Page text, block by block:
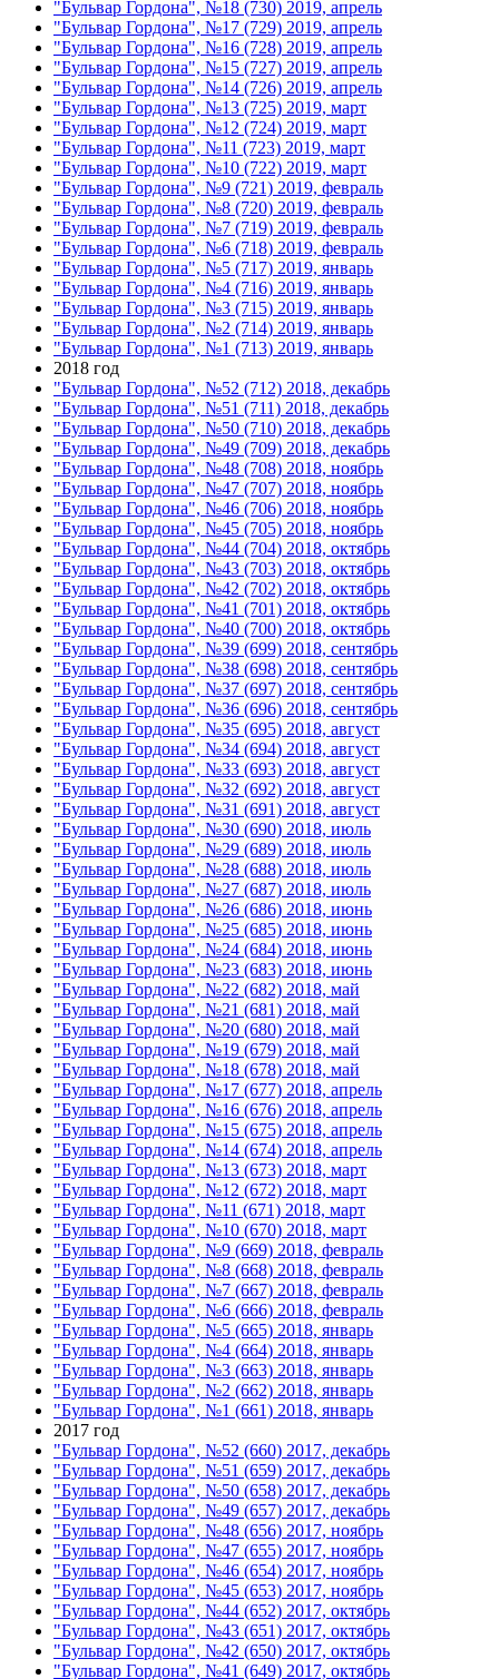
"Бульвар Гордона", №18 (730) 2019, апрель
"Бульвар Гордона", №17 (729) 2019, апрель
"Бульвар Гордона", №16 (728) 2019, апрель
"Бульвар Гордона", №15 (727) 2019, апрель
"Бульвар Гордона", №14 (726) 2019, апрель
"Бульвар Гордона", №13 (725) 2019, март
"Бульвар Гордона", №12 (724) 2019, март
"Бульвар Гордона", №11 (723) 2019, март
"Бульвар Гордона", №10 (722) 2019, март
"Бульвар Гордона", №9 (721) 2019, февраль
"Бульвар Гордона", №8 (720) 2019, февраль
"Бульвар Гордона", №7 (719) 2019, февраль
"Бульвар Гордона", №6 (718) 2019, февраль
"Бульвар Гордона", №5 (717) 2019, январь
"Бульвар Гордона", №4 (716) 2019, январь
"Бульвар Гордона", №3 (715) 2019, январь
"Бульвар Гордона", №2 (714) 2019, январь
"Бульвар Гордона", №1 (713) 2019, январь
2018 год
"Бульвар Гордона", №52 (712) 2018, декабрь
"Бульвар Гордона", №51 (711) 2018, декабрь
"Бульвар Гордона", №50 (710) 2018, декабрь
"Бульвар Гордона", №49 (709) 2018, декабрь
"Бульвар Гордона", №48 (708) 2018, ноябрь
"Бульвар Гордона", №47 (707) 2018, ноябрь
"Бульвар Гордона", №46 (706) 2018, ноябрь
"Бульвар Гордона", №45 (705) 2018, ноябрь
"Бульвар Гордона", №44 (704) 2018, октябрь
"Бульвар Гордона", №43 (703) 2018, октябрь
"Бульвар Гордона", №42 (702) 2018, октябрь
"Бульвар Гордона", №41 (701) 2018, октябрь
"Бульвар Гордона", №40 (700) 2018, октябрь
"Бульвар Гордона", №39 (699) 2018, сентябрь
"Бульвар Гордона", №38 (698) 2018, сентябрь
"Бульвар Гордона", №37 (697) 2018, сентябрь
"Бульвар Гордона", №36 (696) 2018, сентябрь
"Бульвар Гордона", №35 (695) 2018, август
"Бульвар Гордона", №34 (694) 2018, август
"Бульвар Гордона", №33 (693) 2018, август
"Бульвар Гордона", №32 (692) 2018, август
"Бульвар Гордона", №31 (691) 2018, август
"Бульвар Гордона", №30 (690) 2018, июль
"Бульвар Гордона", №29 (689) 2018, июль
"Бульвар Гордона", №28 (688) 2018, июль
"Бульвар Гордона", №27 (687) 2018, июль
"Бульвар Гордона", №26 (686) 2018, июнь
"Бульвар Гордона", №25 (685) 2018, июнь
"Бульвар Гордона", №24 (684) 2018, июнь
"Бульвар Гордона", №23 (683) 2018, июнь
"Бульвар Гордона", №22 (682) 2018, май
"Бульвар Гордона", №21 (681) 2018, май
"Бульвар Гордона", №20 (680) 2018, май
"Бульвар Гордона", №19 (679) 2018, май
"Бульвар Гордона", №18 (678) 2018, май
"Бульвар Гордона", №17 (677) 2018, апрель
"Бульвар Гордона", №16 (676) 2018, апрель
"Бульвар Гордона", №15 (675) 2018, апрель
"Бульвар Гордона", №14 (674) 2018, апрель
"Бульвар Гордона", №13 (673) 2018, март
"Бульвар Гордона", №12 (672) 2018, март
"Бульвар Гордона", №11 (671) 2018, март
"Бульвар Гордона", №10 (670) 2018, март
"Бульвар Гордона", №9 (669) 2018, февраль
"Бульвар Гордона", №8 (668) 2018, февраль
"Бульвар Гордона", №7 (667) 2018, февраль
"Бульвар Гордона", №6 (666) 2018, февраль
"Бульвар Гордона", №5 (665) 2018, январь
"Бульвар Гордона", №4 (664) 2018, январь
"Бульвар Гордона", №3 (663) 2018, январь
"Бульвар Гордона", №2 (662) 2018, январь
"Бульвар Гордона", №1 (661) 2018, январь
2017 год
"Бульвар Гордона", №52 (660) 2017, декабрь
"Бульвар Гордона", №51 (659) 2017, декабрь
"Бульвар Гордона", №50 (658) 2017, декабрь
"Бульвар Гордона", №49 (657) 2017, декабрь
"Бульвар Гордона", №48 (656) 2017, ноябрь
"Бульвар Гордона", №47 (655) 2017, ноябрь
"Бульвар Гордона", №46 (654) 2017, ноябрь
"Бульвар Гордона", №45 (653) 2017, ноябрь
"Бульвар Гордона", №44 (652) 2017, октябрь
"Бульвар Гордона", №43 (651) 2017, октябрь
"Бульвар Гордона", №42 (650) 2017, октябрь
"Бульвар Гордона", №41 (649) 2017, октябрь